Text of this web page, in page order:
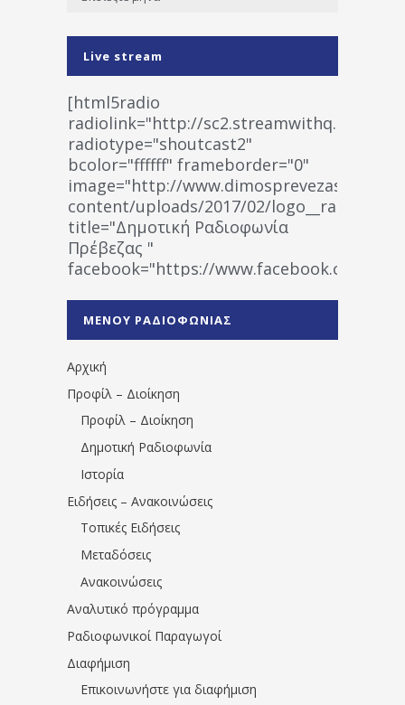
Live stream
[html5radio
radiolink="http://
radiotype="shoutcast2"
bcolor="ffffff" frameborder="0"
image="http://www.dimosprevezas.gr/wp-
content/uploads/2017/02/
title="Δημοτική Ραδιοφωνία
Πρέβεζας "
facebook="https://www.facebook.com/
1531194763766854/" artist="" ]
ΜΕΝΟΥ ΡΑΔΙΟΦΩΝΙΑΣ
Αρχική
Προφίλ – Διοίκηση
Προφίλ – Διοίκηση
Δημοτική Ραδιοφωνία
Ιστορία
Ειδήσεις – Ανακοινώσεις
Τοπικές Ειδήσεις
Μεταδόσεις
Ανακοινώσεις
Αναλυτικό πρόγραμμα
Ραδιοφωνικοί Παραγωγοί
Διαφήμιση
Επικοινωνήστε για διαφήμιση